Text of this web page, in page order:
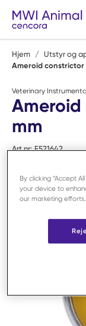
Hopp til
Hjem / Utstyr og
Ameroid constrictor
Veterinary
mm
Art.nr: F521642
By clicking “Accept
your device to
our marketing efforts.